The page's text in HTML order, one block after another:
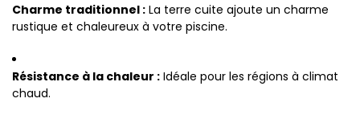
Charme traditionnel : La terre cuite ajoute un charme
rustique et chaleureux à votre piscine.
Résistance à la chaleur : Idéale pour les régions à climat
chaud.